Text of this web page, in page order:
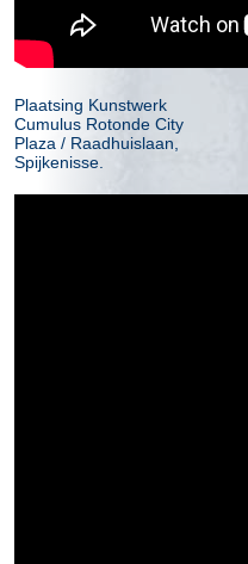
Plaatsing Kunstwerk
Cumulus Rotonde City
Plaza / Raadhuislaan,
Spijkenisse.